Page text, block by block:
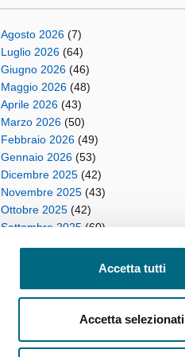
Accetta tutti
Accetta selezionati
Agosto 2026 (7)
Luglio 2026 (64)
Giugno 2026 (46)
Maggio 2026 (48)
Aprile 2026 (43)
Marzo 2026 (50)
Febbraio 2026 (49)
Gennaio 2026 (53)
Dicembre 2025 (42)
Novembre 2025 (43)
Ottobre 2025 (42)
Settembre 2025 (60)